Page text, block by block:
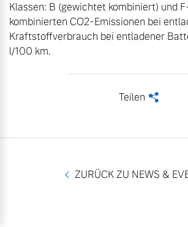
Klassen: B (gewichtet kombiniert) und
kombinierten CO2-Emissionen bei
Kraftstoffverbrauch bei entladener
l/100 km.
Teilen <
ZURÜCK ZU NEWS &